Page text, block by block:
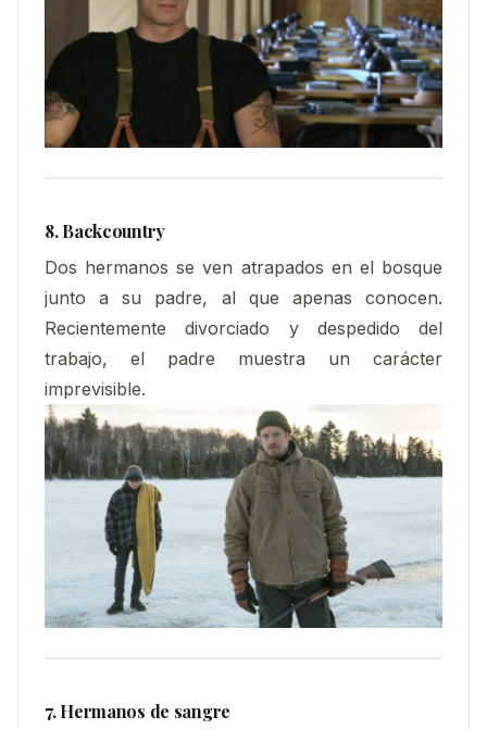
8. Backcountry
Dos hermanos se ven atrapados en el bosque
junto a su padre, al que apenas conocen.
Recientemente divorciado y despedido del
trabajo, el padre muestra un carácter
imprevisible.
7. Hermanos de sangre